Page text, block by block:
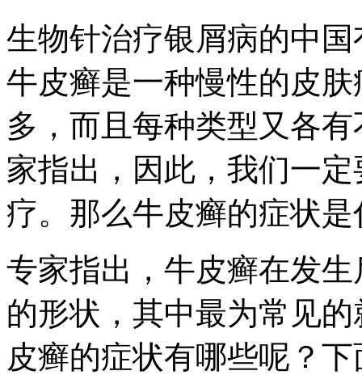
生物针治疗银屑病的中
牛皮癣是一种慢性的皮
多，而且每种类型又各
家指出，因此，我们一
疗。那么牛皮癣的症状
专家指出，牛皮癣在发
的形状，其中最为常见
皮癣的症状有哪些呢？